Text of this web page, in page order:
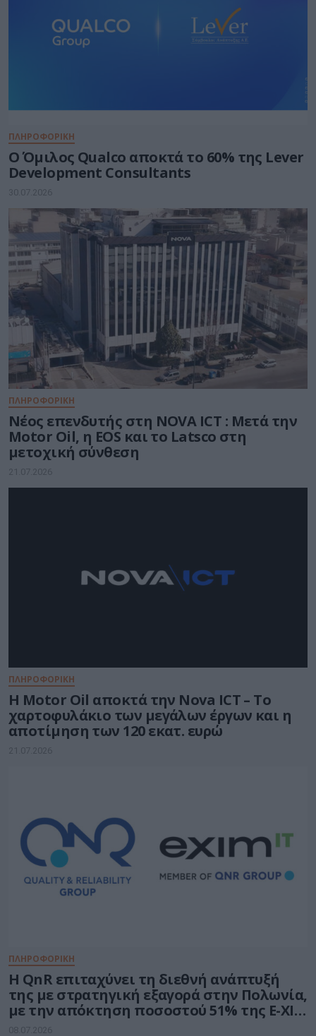
ΠΛΗΡΟΦΟΡΙΚΗ
Ο Όμιλος Qualco αποκτά το 60% της Lever
Development Consultants
30.07.2026
ΠΛΗΡΟΦΟΡΙΚΗ
Νέος επενδυτής στη NOVA ICT : Μετά την
Motor Oil, η EOS και το Latsco στη
μετοχική σύνθεση
21.07.2026
ΠΛΗΡΟΦΟΡΙΚΗ
Η Motor Oil αποκτά την Nova ICT – Το
χαρτοφυλάκιο των μεγάλων έργων και η
αποτίμηση των 120 εκατ. ευρώ
21.07.2026
ΠΛΗΡΟΦΟΡΙΚΗ
H QnR επιταχύνει τη διεθνή ανάπτυξή
της με στρατηγική εξαγορά στην Πολωνία,
με την απόκτηση ποσοστού 51% της E-XIM
IT
08.07.2026